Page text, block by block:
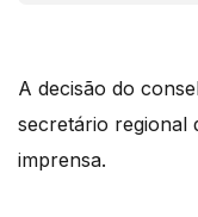
A decisão do
secretário regional
imprensa.